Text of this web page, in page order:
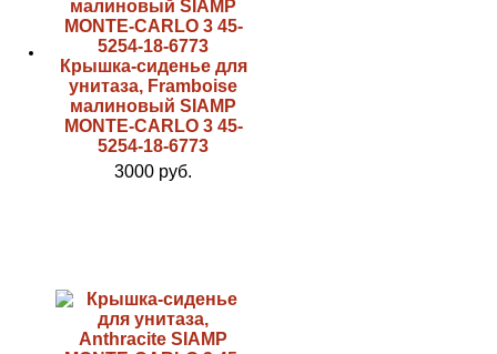
Крышка-сиденье для
унитаза, Framboise
малиновый SIAMP
MONTE-CARLO 3 45-
5254-18-6773
3000 руб.